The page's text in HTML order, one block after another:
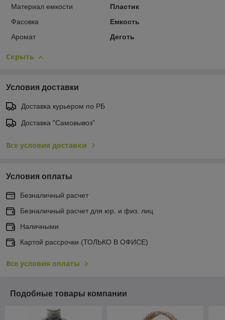
Материал емкости
Пластик
Фасовка
Емкость
Аромат
Деготь
Скрыть
Условия доставки
Доставка курьером по РБ
Доставка "Самовывоз"
Все условия доставки
Условия оплаты
Безналичный расчет
Безналичный расчет для юр. и физ. лиц
Наличными
Картой рассрочки (ТОЛЬКО В ОФИСЕ)
Все условия оплаты
Подобные товары компании